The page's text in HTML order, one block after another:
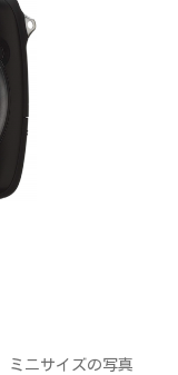
ミニサイズの写真